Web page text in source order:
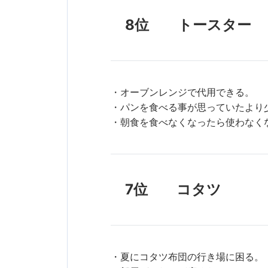
8位 トースター
・オーブンレンジで代用できる。
・パンを食べる事が思っていたより
・朝食を食べなくなったら使わなく
7位 コタツ
・夏にコタツ布団の行き場に困る。